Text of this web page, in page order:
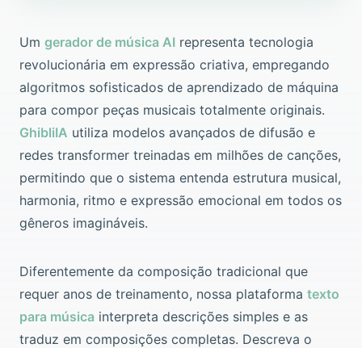
Um gerador de música AI representa tecnologia
revolucionária em expressão criativa, empregando
algoritmos sofisticados de aprendizado de máquina
para compor peças musicais totalmente originais.
GhibliIA utiliza modelos avançados de difusão e
redes transformer treinadas em milhões de canções,
permitindo que o sistema entenda estrutura musical,
harmonia, ritmo e expressão emocional em todos os
gêneros imagináveis.
Diferentemente da composição tradicional que
requer anos de treinamento, nossa plataforma texto
para música interpreta descrições simples e as
traduz em composições completas. Descreva o